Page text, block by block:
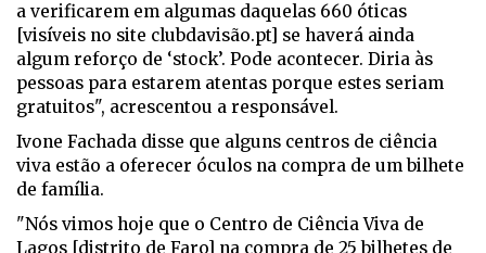
a verificarem em algumas daquelas 660 óticas
[visíveis no site clubdavisão.pt] se haverá ainda
algum reforço de ‘stock’. Pode acontecer. Diria às
pessoas para estarem atentas porque estes seriam
gratuitos", acrescentou a responsável.
Ivone Fachada disse que alguns centros de ciência
viva estão a oferecer óculos na compra de um bilhete
de família.
"Nós vimos hoje que o Centro de Ciência Viva de
Lagos [distrito de Faro] na compra de 25 bilhetes de